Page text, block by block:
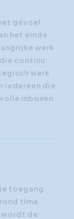
gevoel
het einde
werk
continu
werk
iedereen die
inboxen
toegang
time
wordt de